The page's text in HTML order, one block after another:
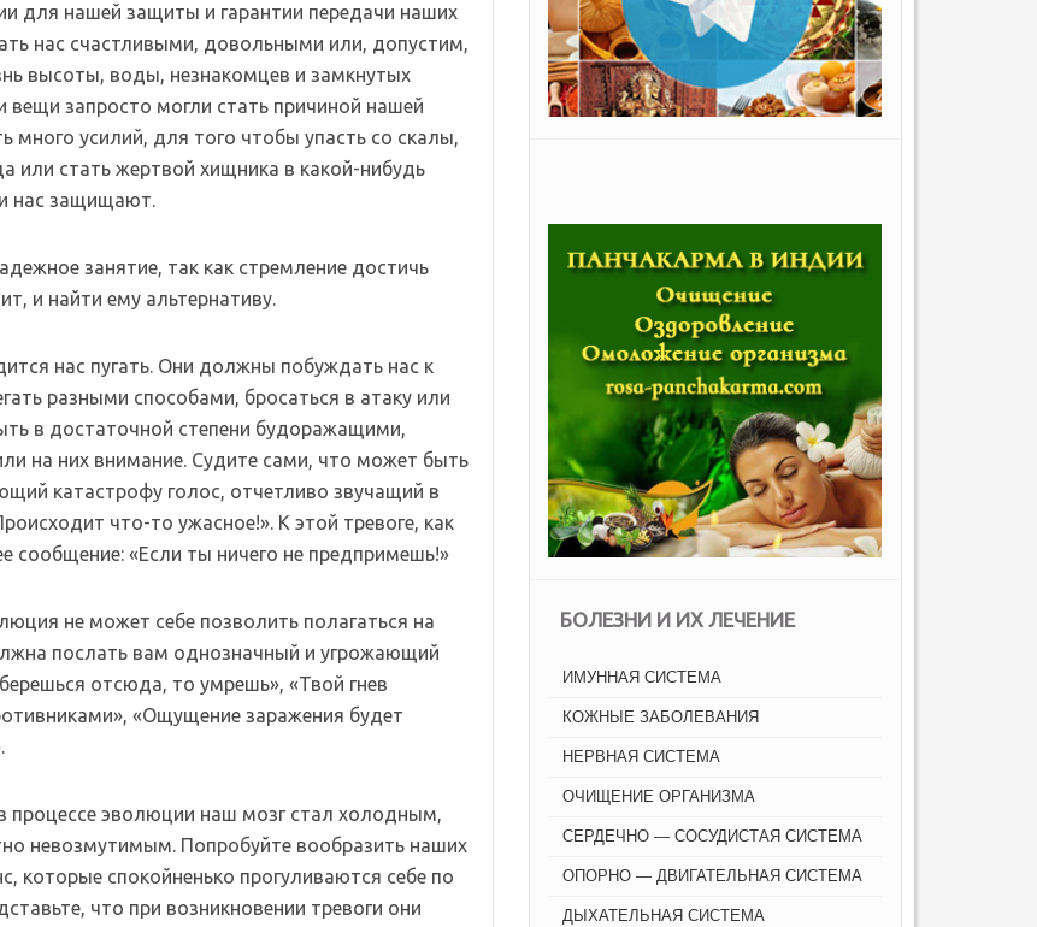
для нашей защиты и гарантии передачи наших
нас счастливыми, довольными или, допустим,
высоты, воды, незнакомцев и замкнутых
вещи запросто могли стать причиной нашей
много усилий, для того чтобы упасть со скалы,
или стать жертвой хищника в какой-нибудь
нас защищают.
занятие, так как стремление достичь
и найти ему альтернативу.
нас пугать. Они должны побуждать нас к
разными способами, бросаться в атаку или
в достаточной степени будоражащими,
на них внимание. Судите сами, что может быть
катастрофу голос, отчетливо звучащий в
что-то ужасное!». К этой тревоге, как
«Если ты ничего не предпримешь!»
не может себе позволить полагаться на
послать вам однозначный и угрожающий
отсюда, то умрешь», «Твой гнев
«Ощущение заражения будет
процессе эволюции наш мозг стал холодным,
невозмутимым. Попробуйте вообразить наших
которые спокойненько прогуливаются себе по
что при возникновении тревоги они
БОЛЕЗНИ И ИХ ЛЕЧЕНИЕ
ИМУННАЯ СИСТЕМА
КОЖНЫЕ ЗАБОЛЕВАНИЯ
НЕРВНАЯ СИСТЕМА
ОЧИЩЕНИЕ ОРГАНИЗМА
СЕРДЕЧНО — СОСУДИСТАЯ СИСТЕМА
ОПОРНО — ДВИГАТЕЛЬНАЯ СИСТЕМА
ДЫХАТЕЛЬНАЯ СИСТЕМА